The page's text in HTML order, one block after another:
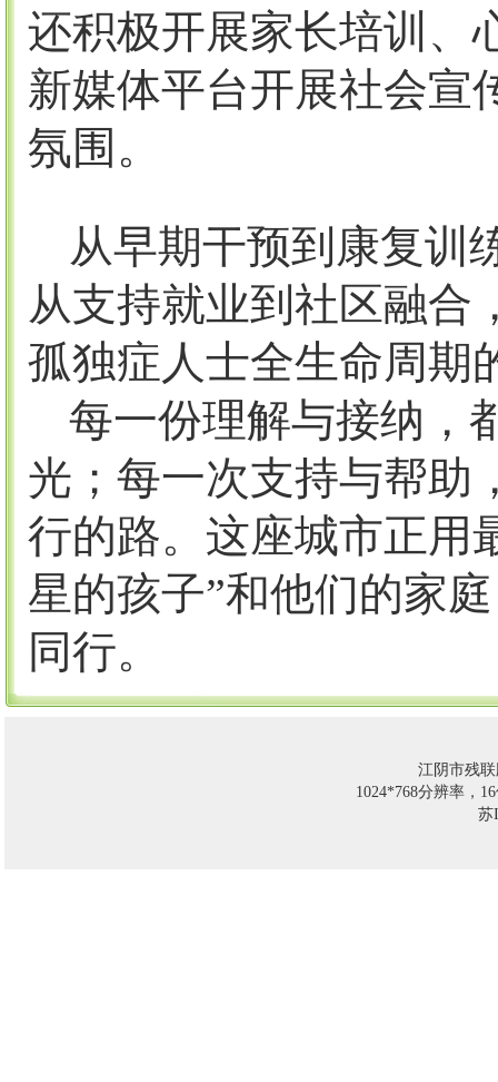
还积极开展家长培训、
新媒体平台开展社会宣
氛围。
从早期干预到康复训
从支持就业到社区融合
孤独症人士全生命周期
每一份理解与接纳，
光；每一次支持与帮助
行的路。这座城市正用
星的孩子”和他们的家
同行。
江阴市残
1024*768分辨率，
苏